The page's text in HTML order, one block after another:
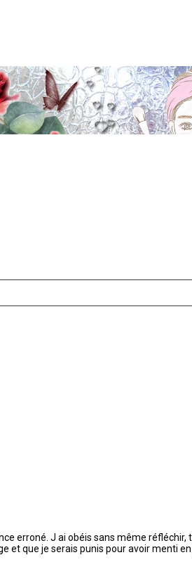
erroné. J ai obéis sans même
et que je serais punis pour avoir menti en